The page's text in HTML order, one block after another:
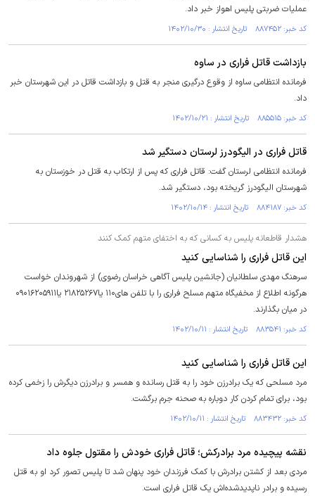
عملیات ضربتی پلیس اهواز خبر داد.
کد خبر: ۸۸۷۴۵۲ تاریخ انتشار : ۱۴۰۲/۱۰/۳۰
بازداشت قاتل فراری در ساوه
فرمانده انتظامی ساوه از وقوع درگیری منجر به قتل و بازداشت قاتل در این شهرستان خبر
داد.
کد خبر: ۸۸۵۵۱۵ تاریخ انتشار : ۱۴۰۲/۱۰/۲۱
قاتل فراری در الیگودرز لرستان دستگیر شد
فرمانده انتظامی لرستان گفت: قاتل فراری که پس از ارتکاب به قتل در خوزستان به
شهرستان الیگودرز گریخته بود، دستگیر شد.
کد خبر: ۸۸۴۱۸۷ تاریخ انتشار : ۱۴۰۲/۱۰/۱۴
هشدار قاطعانه پلیس به کسانی که به اختفای متهم کمک کنند
این قاتل فراری را شناسایی کنید
سرهنگ مهدی سلطانیان (جانشین پلیس آگاهی خراسان رضوی) از شهروندان خواست
هرگونه اطلاع از مخفیگاه متهم مسلح فراری را با تلفن های۱۱۰ یا۲۱۸۲۵۲۶۷ یا۰۹۰۱۶۲۰۵۹۱۱
در میان بگذارند.
کد خبر: ۸۸۳۵۴۱ تاریخ انتشار : ۱۴۰۲/۱۰/۱۱
این قاتل فراری را شناسایی کنید
مرد مسلحی که یک برادرزن خود را به قتل رسانده و همسر و برادرزن دیگرش را زخمی کرده
بود، برای تمام کردن کار دوباره به صحنه جرم برگشت.
کد خبر: ۸۸۳۴۳۲ تاریخ انتشار : ۱۴۰۲/۱۰/۱۱
نقشه پیچیده مرد برادرکش؛ قاتل فراری خودش را مقتول جلوه داد
مردی بعد از کشتن برادرش با کمک فرزندان خود پنهان شد تا پلیس تصور کرد او به قتل
رسیده و برادر ناپدیدشده‌اش یک قاتل فراری است.